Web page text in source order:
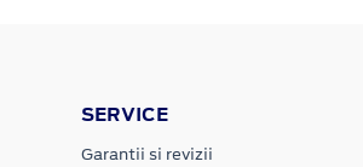
SERVICE
Garantii si revizii